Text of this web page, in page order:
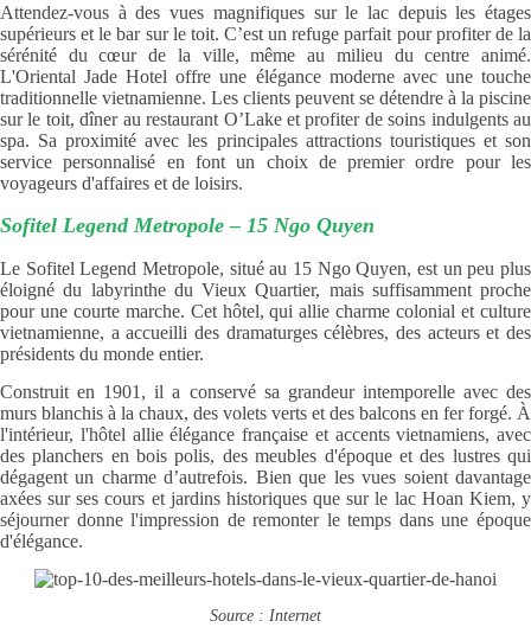
Attendez-vous à des vues magnifiques sur le lac depuis les étages
supérieurs et le bar sur le toit. C’est un refuge parfait pour profiter de la
sérénité du cœur de la ville, même au milieu du centre animé.
L'Oriental Jade Hotel offre une élégance moderne avec une touche
traditionnelle vietnamienne. Les clients peuvent se détendre à la piscine
sur le toit, dîner au restaurant O’Lake et profiter de soins indulgents au
spa. Sa proximité avec les principales attractions touristiques et son
service personnalisé en font un choix de premier ordre pour les
voyageurs d'affaires et de loisirs.
Sofitel Legend Metropole – 15 Ngo Quyen
Le Sofitel Legend Metropole, situé au 15 Ngo Quyen, est un peu plus
éloigné du labyrinthe du Vieux Quartier, mais suffisamment proche
pour une courte marche. Cet hôtel, qui allie charme colonial et culture
vietnamienne, a accueilli des dramaturges célèbres, des acteurs et des
présidents du monde entier.
Construit en 1901, il a conservé sa grandeur intemporelle avec des
murs blanchis à la chaux, des volets verts et des balcons en fer forgé. À
l'intérieur, l'hôtel allie élégance française et accents vietnamiens, avec
des planchers en bois polis, des meubles d'époque et des lustres qui
dégagent un charme d’autrefois. Bien que les vues soient davantage
axées sur ses cours et jardins historiques que sur le lac Hoan Kiem, y
séjourner donne l'impression de remonter le temps dans une époque
d'élégance.
Source : Internet